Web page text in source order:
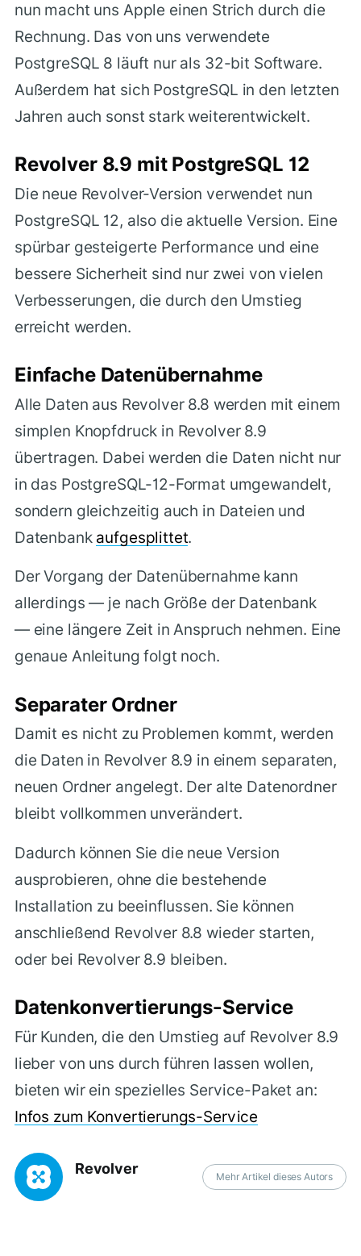
nun macht uns Apple einen Strich durch die
Rechnung. Das von uns verwendete
PostgreSQL 8 läuft nur als 32-bit Software.
Außerdem hat sich PostgreSQL in den letzten
Jahren auch sonst stark weiterentwickelt.
Revolver 8.9 mit PostgreSQL 12
Die neue Revolver-Version verwendet nun
PostgreSQL 12, also die aktuelle Version. Eine
spürbar gesteigerte Performance und eine
bessere Sicherheit sind nur zwei von vielen
Verbesserungen, die durch den Umstieg
erreicht werden.
Einfache Datenübernahme
Alle Daten aus Revolver 8.8 werden mit einem
simplen Knopfdruck in Revolver 8.9
übertragen. Dabei werden die Daten nicht nur
in das PostgreSQL-12-Format umgewandelt,
sondern gleichzeitig auch in Dateien und
Datenbank aufgesplittet.
Der Vorgang der Datenübernahme kann
allerdings — je nach Größe der Datenbank
— eine längere Zeit in Anspruch nehmen. Eine
genaue Anleitung folgt noch.
Separater Ordner
Damit es nicht zu Problemen kommt, werden
die Daten in Revolver 8.9 in einem separaten,
neuen Ordner angelegt. Der alte Datenordner
bleibt vollkommen unverändert.
Dadurch können Sie die neue Version
ausprobieren, ohne die bestehende
Installation zu beeinflussen. Sie können
anschließend Revolver 8.8 wieder starten,
oder bei Revolver 8.9 bleiben.
Datenkonvertierungs-Service
Für Kunden, die den Umstieg auf Revolver 8.9
lieber von uns durch führen lassen wollen,
bieten wir ein spezielles Service-Paket an:
Infos zum Konvertierungs-Service
Revolver Mehr Artikel dieses Autors